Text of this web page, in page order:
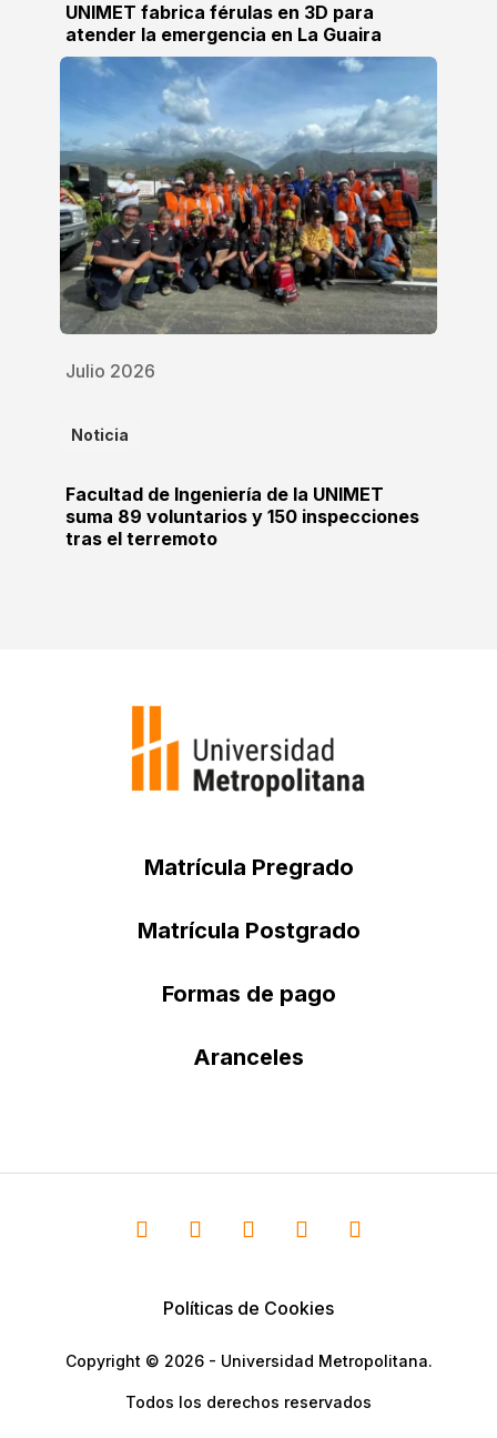
UNIMET fabrica férulas en 3D para
atender la emergencia en La Guaira
Julio 2026
Noticia
Facultad de Ingeniería de la UNIMET
suma 89 voluntarios y 150 inspecciones
tras el terremoto
Matrícula Pregrado
Matrícula Postgrado
Formas de pago
Aranceles
Políticas de Cookies
Copyright © 2026 - Universidad Metropolitana.
Todos los derechos reservados